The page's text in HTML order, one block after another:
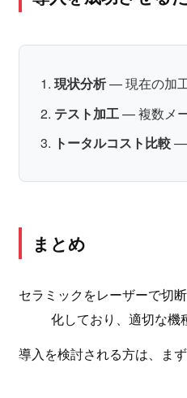
現状分析— 現在の加
テスト加工— 複数メ
トータルコスト比較—
まとめ
セラミックをレーザーで切
化しており、適切な機
導入を検討される方は、ま